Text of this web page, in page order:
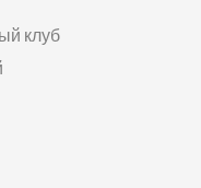
клуб